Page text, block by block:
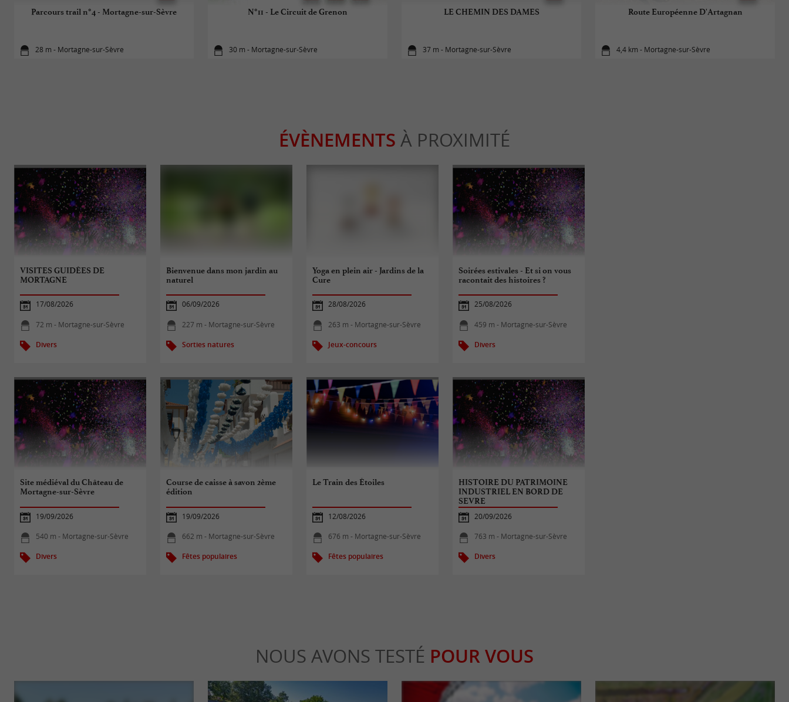
Parcours trail n°4 - Mortagne-sur-Sèvre
28 m - Mortagne-sur-Sèvre
N°11 - Le Circuit de Grenon
30 m - Mortagne-sur-Sèvre
LE CHEMIN DES DAMES
37 m - Mortagne-sur-Sèvre
Route Européenne D'Artagnan
4,4 km - Mortagne-sur-Sèvre
ÉVÈNEMENTS À PROXIMITÉ
VISITES GUIDÉES DE
MORTAGNE
17/08/2026
72 m - Mortagne-sur-Sèvre
Divers
Bienvenue dans mon jardin au
naturel
06/09/2026
227 m - Mortagne-sur-Sèvre
Sorties natures
Yoga en plein air - Jardins de la
Cure
28/08/2026
263 m - Mortagne-sur-Sèvre
Jeux-concours
Soirées estivales - Et si on vous
racontait des histoires ?
25/08/2026
459 m - Mortagne-sur-Sèvre
Divers
Site médiéval du Château de
Mortagne-sur-Sèvre
19/09/2026
540 m - Mortagne-sur-Sèvre
Divers
Course de caisse à savon 2ème
édition
19/09/2026
662 m - Mortagne-sur-Sèvre
Fêtes populaires
Le Train des Étoiles
12/08/2026
676 m - Mortagne-sur-Sèvre
Fêtes populaires
HISTOIRE DU PATRIMOINE
INDUSTRIEL EN BORD DE
SEVRE
20/09/2026
763 m - Mortagne-sur-Sèvre
Divers
NOUS AVONS TESTÉ POUR VOUS